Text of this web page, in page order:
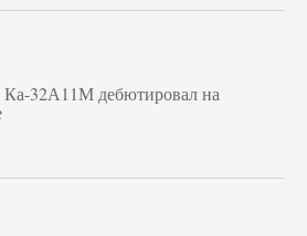
32А11М дебютировал на